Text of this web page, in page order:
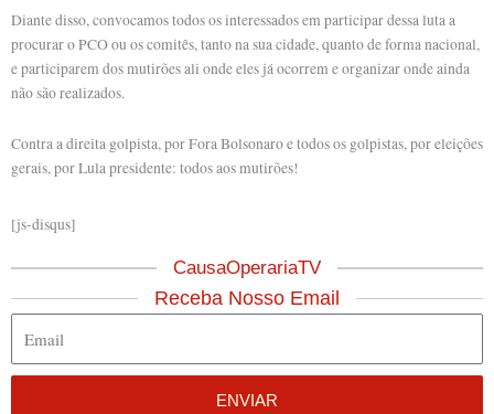
Diante disso, convocamos todos os interessados em participar dessa luta a
procurar o PCO ou os comitês, tanto na sua cidade, quanto de forma nacional,
e participarem dos mutirões ali onde eles já ocorrem e organizar onde ainda
não são realizados.
Contra a direita golpista, por Fora Bolsonaro e todos os golpistas, por eleições
gerais, por Lula presidente: todos aos mutirões!
[js-disqus]
CausaOperariaTV
Receba Nosso Email
ENVIAR